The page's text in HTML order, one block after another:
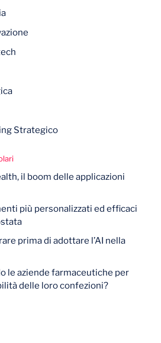
Strategico
il boom delle applicazioni
più personalizzati ed efficaci
prima di adottare l’AI nella
le aziende farmaceutiche per
delle loro confezioni?